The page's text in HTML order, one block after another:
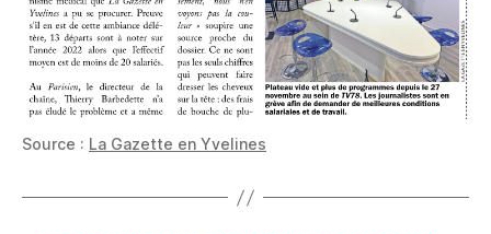
Source : La Gazette en Yvelines